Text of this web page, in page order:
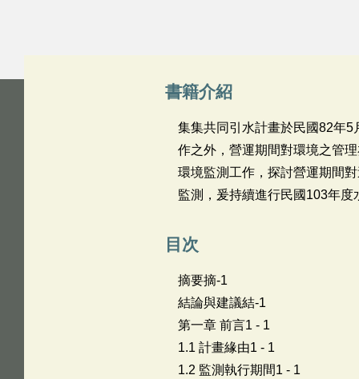
書籍介紹
集集共同引水計畫於民國82年
作之外，營運期間對環境之管
環境監測工作，探討營運期間
監測，爰持續進行民國103年
目次
摘要摘-1
結論與建議結-1
第一章 前言1 - 1
1.1 計畫緣由1 - 1
1.2 監測執行期間1 - 1